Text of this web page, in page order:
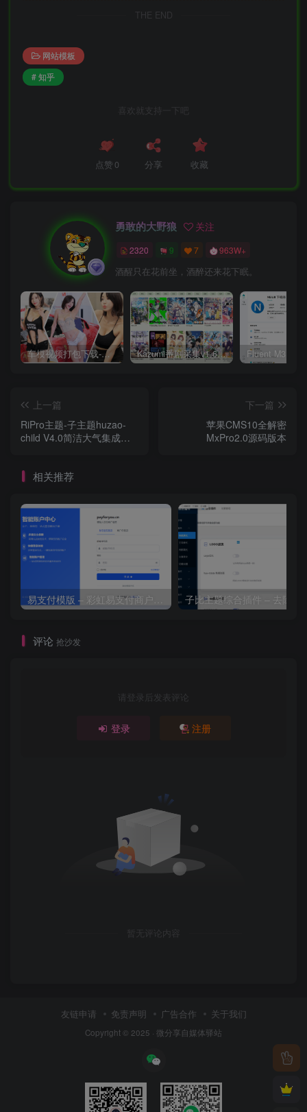
THE END
网站模板
# 知乎
喜欢就支持一下吧
点赞 0 分享 收藏
勇敢的大野狼 关注
2320 9 7 963W+
酒醒只在花前坐，酒醉还来花下眠。
车模视频打包下载-高清无水印版 Kazumi番剧采集v1.6.9：支持自定义规则+在线观看+弹幕，跨平台下载
上一篇
RiPro主题-子主题huzao-
child V4.0简洁大气集成后
下一篇
苹果CMS10全解密
MxPro2.0源码版本
相关推荐
子比主题综合插件 – 去除授
评论 抢沙发
请登录后发表评论
登录 注册
暂无评论内容
友链申请 免责声明 广告合作 关于我们
Copyright © 2025 · 微分享自媒体驿站